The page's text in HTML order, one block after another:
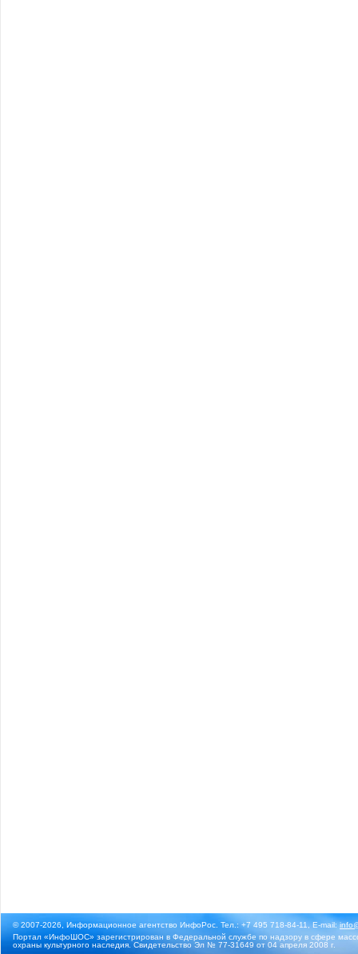
© 2007-2026, Информационное агентство ИнфоРос. Тел.: +7 495 718-84-11, E-mail:
Портал «ИнфоШОС» зарегистрирован в Федеральной службе по надзору в сфере
охраны культурного наследия. Свидетельство Эл № 77-31649 от 04 апреля 2008 г.